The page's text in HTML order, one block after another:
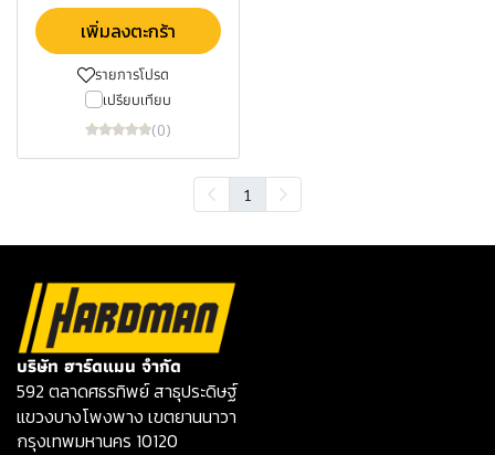
เพิ่มลงตะกร้า
รายการโปรด
เปรียบเทียบ
(0)
1
บริษัท ฮาร์ดแมน จำกัด
592 ตลาดศธรทิพย์ สาธุประดิษฐ์
แขวงบางโพงพาง เขตยานนาวา
กรุงเทพมหานคร 10120